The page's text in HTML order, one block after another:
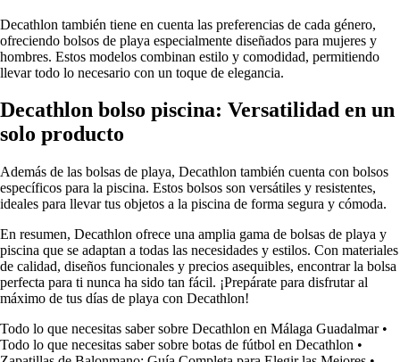
Decathlon también tiene en cuenta las preferencias de cada género,
ofreciendo bolsos de playa especialmente diseñados para mujeres y
hombres. Estos modelos combinan estilo y comodidad, permitiendo
llevar todo lo necesario con un toque de elegancia.
Decathlon bolso piscina: Versatilidad en un
solo producto
Además de las bolsas de playa, Decathlon también cuenta con bolsos
específicos para la piscina. Estos bolsos son versátiles y resistentes,
ideales para llevar tus objetos a la piscina de forma segura y cómoda.
En resumen, Decathlon ofrece una amplia gama de bolsas de playa y
piscina que se adaptan a todas las necesidades y estilos. Con materiales
de calidad, diseños funcionales y precios asequibles, encontrar la bolsa
perfecta para ti nunca ha sido tan fácil. ¡Prepárate para disfrutar al
máximo de tus días de playa con Decathlon!
Todo lo que necesitas saber sobre Decathlon en Málaga Guadalmar•
Todo lo que necesitas saber sobre botas de fútbol en Decathlon •